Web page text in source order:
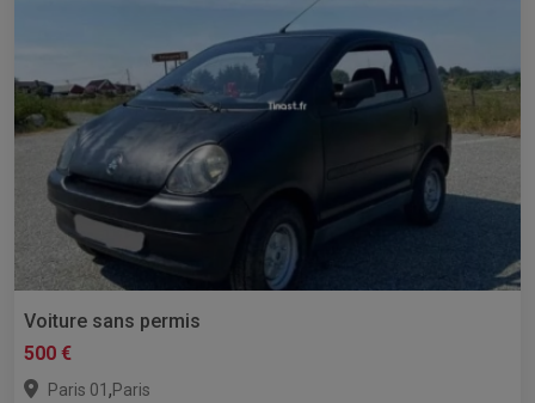
Voiture sans permis
500 €
Paris 01 ,Paris